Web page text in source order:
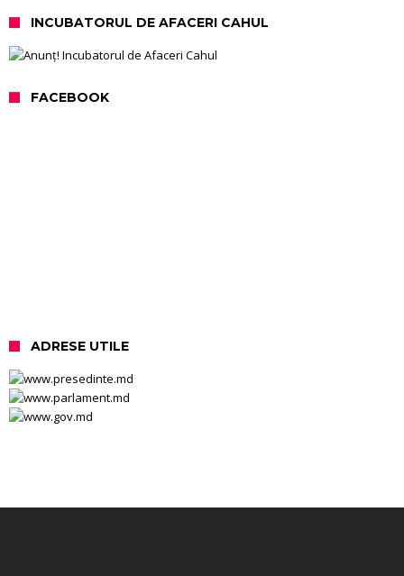
INCUBATORUL DE AFACERI CAHUL
FACEBOOK
ADRESE UTILE